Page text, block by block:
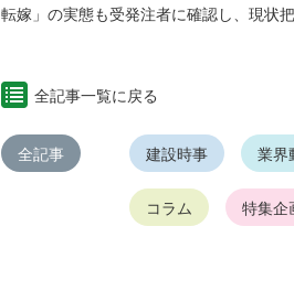
転嫁」の実態も受発注者に確認し、現状
全記事一覧に戻る
全記事 建設時事 業界
コラム 特集企